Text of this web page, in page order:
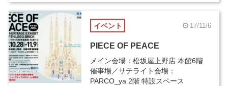
イベント 17/11/6
PIECE OF PEACE
メイン会場：松坂屋上野店 本館6階
催事場／サテライト会場：
PARCO_ya 2階 特設スペース